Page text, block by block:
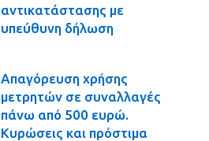
αντικατάστασης με
υπεύθυνη δήλωση
Απαγόρευση χρήσης
μετρητών σε συναλλαγές
πάνω από 500 ευρώ.
Κυρώσεις και πρόστιμα